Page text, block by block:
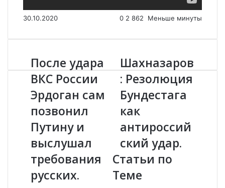
30.10.2020 0 2 862 Меньше минуты
П
о
с
л
е
у
д
а
р
В
К
После удара
ВКС России
Эрдоган сам
позвонил
Путину и
выслушал
требования
русских.
Ш
а
х
н
а
з
р
о
Р
Шахназаров
: Резолюция
Бундестага
как
антироссий
ский удар.
Статьи по
Теме